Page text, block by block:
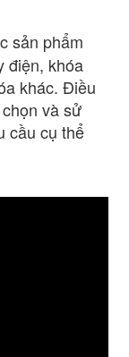
sản phẩm
điện, khóa
khác. Điều
và sử
cầu cụ thể